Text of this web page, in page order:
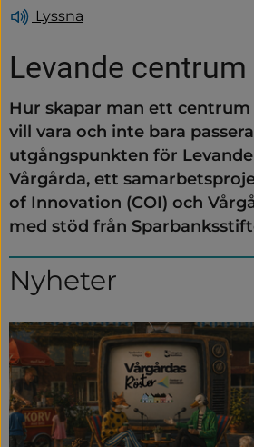
Lyssna
Levande centrum
Hur skapar man ett
vill vara och inte bara
utgångspunkten för
Vårgårda, ett
of Innovation (COI) och
med stöd från
Nyheter